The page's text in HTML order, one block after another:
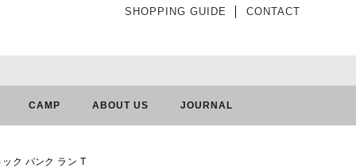
SHOPPING GUIDE CONTACT
CAMP ABOUT US JOURNAL
ク パンク ラン T